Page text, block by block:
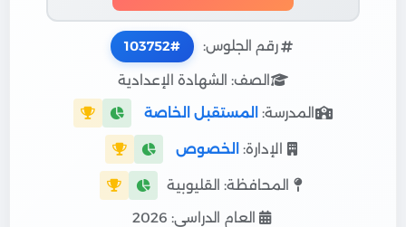
رقم الجلوس: 103752
الصف: الشهادة الإعدادية
المدرسة: المستقبل الخاصة
الإدارة: الخصوص
المحافظة: القليوبية
العام الدراسي: 2026